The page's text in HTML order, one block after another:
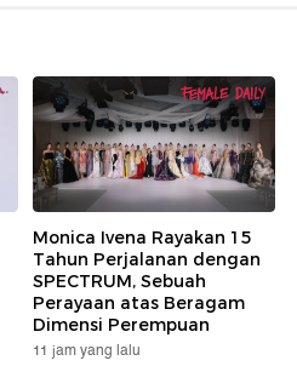
Monica Ivena Rayakan 15
Tahun Perjalanan dengan
SPECTRUM, Sebuah
Perayaan atas Beragam
Dimensi Perempuan
11 jam yang lalu